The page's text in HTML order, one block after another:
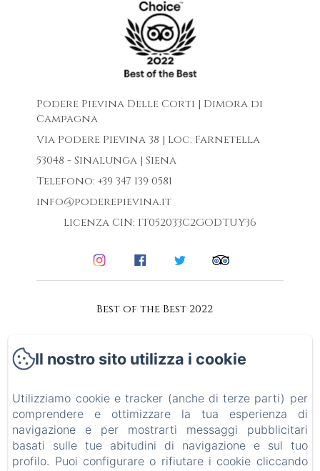
Podere Pievina Delle Corti | Dimora di
Campagna
Via Podere Pievina 38 | Loc. Farnetella
53048 - Sinalunga | Siena
Telefono: +39 347 139 0581
info@poderepievina.it
Licenza CIN: IT052033C2GODTUY36
Best of the Best 2022
Informativa Privacy
Note legali
Il nostro sito utilizza i cookie
Utilizziamo cookie e tracker (anche di terze parti) per
comprendere e ottimizzare la tua esperienza di
navigazione e per mostrarti messaggi pubblicitari
basati sulle tue abitudini di navigazione e sul tuo
profilo. Puoi configurare o rifiutare i cookie cliccando